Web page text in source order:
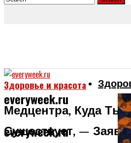
everyweek.ru
everyweek.ru
Здоровье и красота
Медцентра, Куда Ты
Существует, —